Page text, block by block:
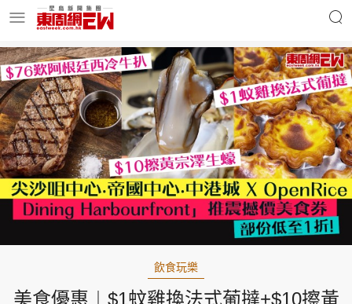
明星名人 時事財經
東周Ladies 優享生活
會員活動
飲食玩樂
美食優惠︱$1蚊雞換法式葡撻+$10擦黃